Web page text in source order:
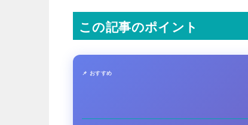
この記事のポイント
📌 おすすめ